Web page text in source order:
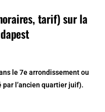
tarif) sur la
le 7e arrondissement ou
l’ancien quartier juif).